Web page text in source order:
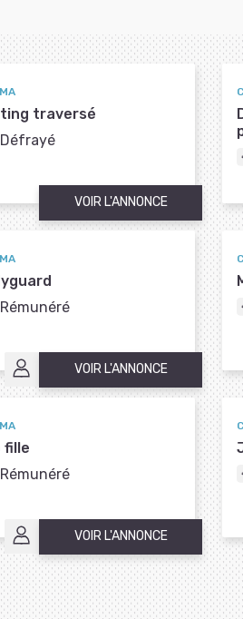
traversé
Défrayé
VOIR L'ANNONCE
Rémunéré
VOIR L'ANNONCE
fille
Rémunéré
VOIR L'ANNONCE